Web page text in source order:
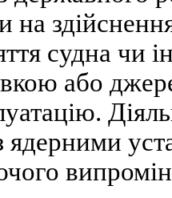
на
судна чи
або
ядерними